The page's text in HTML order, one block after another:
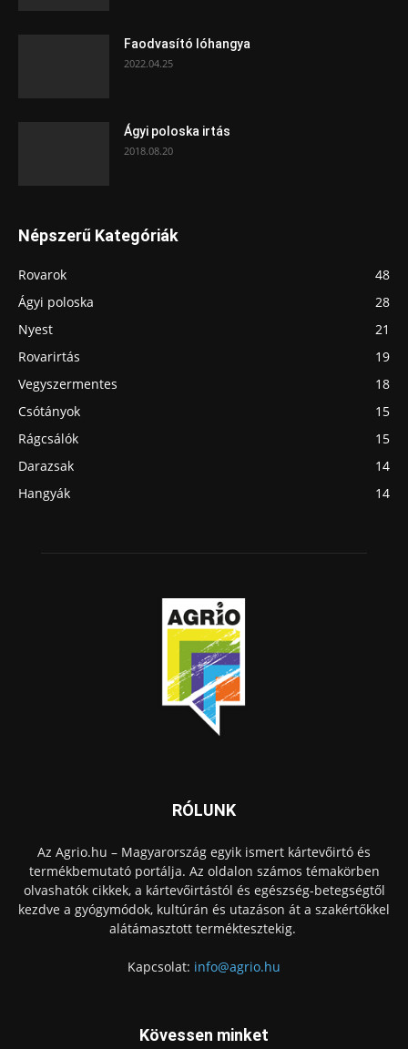
Faodvasító lóhangya
2022.04.25
Ágyi poloska irtás
2018.08.20
Népszerű Kategóriák
Rovarok
48
Ágyi poloska
28
Nyest
21
Rovarirtás
19
Vegyszermentes
18
Csótányok
15
Rágcsálók
15
Darazsak
14
Hangyák
14
RÓLUNK
Az Agrio.hu – Magyarország egyik ismert kártevőirtó és
termékbemutató portálja. Az oldalon számos témakörben
olvashatók cikkek, a kártevőirtástól és egészség-betegségtől
kezdve a gyógymódok, kultúrán és utazáson át a szakértőkkel
alátámasztott terméktesztekig.
Kapcsolat: info@agrio.hu
Kövessen minket